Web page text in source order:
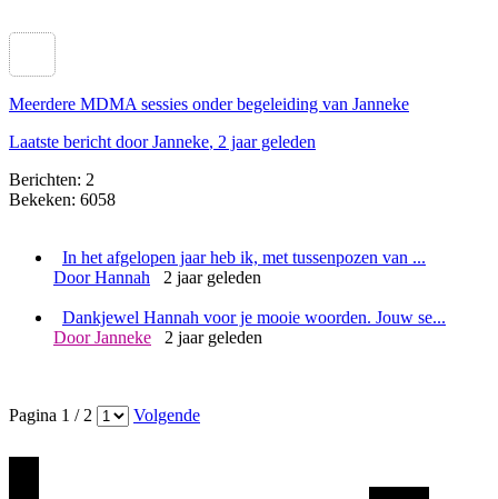
Meerdere MDMA sessies onder begeleiding van Janneke
Laatste bericht door Janneke, 2 jaar geleden
Berichten: 2
Bekeken: 6058
In het afgelopen jaar heb ik, met tussenpozen van ...
Door Hannah 2 jaar geleden
Dankjewel Hannah voor je mooie woorden. Jouw se...
Door Janneke 2 jaar geleden
Pagina 1 / 2 Volgende